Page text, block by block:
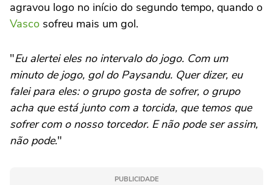
agravou logo no início do segundo tempo, quando o
Vasco sofreu mais um gol.
"Eu alertei eles no intervalo do jogo. Com um
minuto de jogo, gol do Paysandu. Quer dizer, eu
falei para eles: o grupo gosta de sofrer, o grupo
acha que está junto com a torcida, que temos que
sofrer com o nosso torcedor. E não pode ser assim,
não pode."
PUBLICIDADE